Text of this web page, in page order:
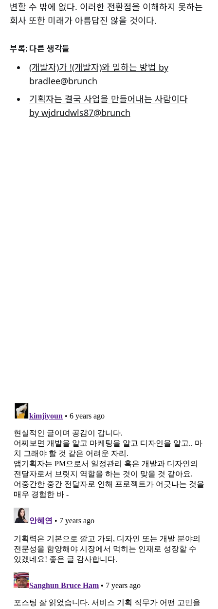
변할 수 밖에 없다. 이러한 전환점을 이해하지 못하는
회사 또한 미래가 아름답진 않을 것이다.
부록: 다른 생각들
(개발자)가 !(개발자)와 일하는 방법 by
bradlee@brunch
기획자는 결국 사업을 만들어내는 사람이다
by wjdrudwls87@brunch